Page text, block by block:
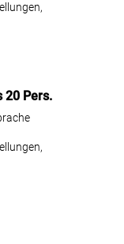
20 Pers.